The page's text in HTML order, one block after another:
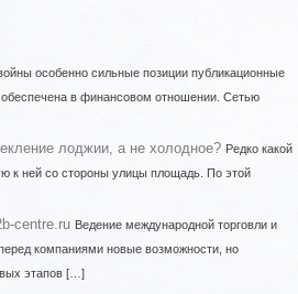
особенно сильные позиции публикационные
в финансовом отношении. Сетью
лоджии, а не холодное? Редко какой
к ней со стороны улицы площадь. По этой
centre.ru Ведение международной торговли и
компаниями новые возможности, но
этапов […]